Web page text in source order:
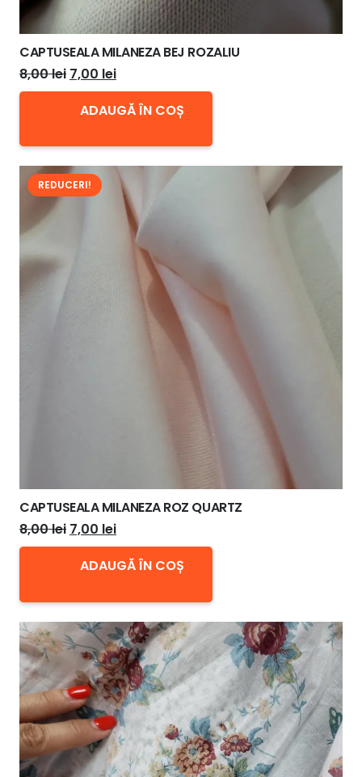
CAPTUSEALA MILANEZA BEJ ROZALIU
8,00lei Prețul
inițial
8,00 lei.
7,00 leiPrețul
curent
este:
ADAUGĂ ÎN COȘ
REDUCERI!
CAPTUSEALA MILANEZA ROZ QUARTZ
8,00lei Prețul
inițial
8,00 lei.
7,00 leiPrețul
curent
este:
ADAUGĂ ÎN COȘ